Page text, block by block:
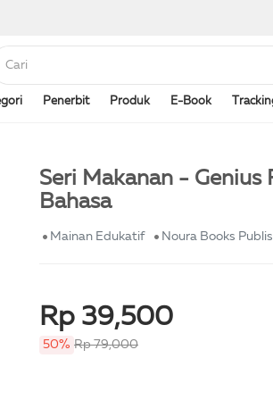
Penerbit Produk E-Book
Seri Makanan - Genius
Bahasa
Mainan Edukatif Noura Books
Rp 39,500
50% Rp 79,000